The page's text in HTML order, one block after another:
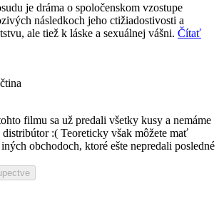
je dráma o spoločenskom vzostupe
následkoch jeho ctižiadostivosti a
ale tiež k láske a sexuálnej vášni. Čítať
filmu sa už predali všetky kusy a nemáme
:( Teoreticky však môžete mať
obchodoch, ktoré ešte nepredali posledné